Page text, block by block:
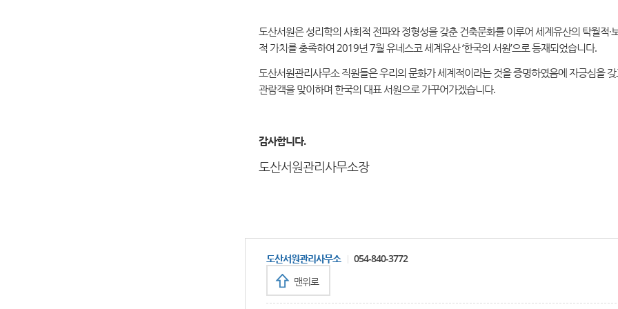
도산서원은 성리학의 사회적 전파와 정형성을 갖춘 건축문화를 이루어 세계유산의 탁월적·
적 가치를 충족하여 2019년 7월 유네스코 세계유산 ‘한국의 서원’으로 등재되었습니다.
도산서원관리사무소 직원들은 우리의 문화가 세계적이라는 것을 증명하였음에 자긍심을
관람객을 맞이하며 한국의 대표 서원으로 가꾸어가겠습니다.
감사합니다.
도산서원관리사무소장
도산서원관리사무소
054-840-3772
맨위로